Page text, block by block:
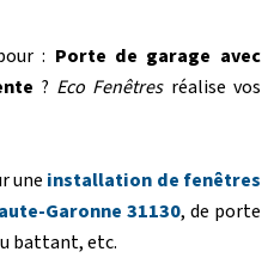
: Porte de garage avec
? Eco Fenêtresréalise vos
une installation de fenêtres
Garonne 31130, de porte
battant, etc.